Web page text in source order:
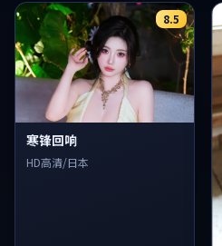
8.5
寒锋回响
HD高清/日本